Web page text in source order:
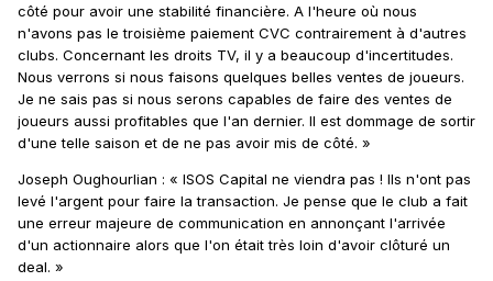
côté pour avoir une stabilité financière. A l'heure où nous
n'avons pas le troisième paiement CVC contrairement à d'autres
clubs. Concernant les droits TV, il y a beaucoup d'incertitudes.
Nous verrons si nous faisons quelques belles ventes de joueurs.
Je ne sais pas si nous serons capables de faire des ventes de
joueurs aussi profitables que l'an dernier. Il est dommage de sortir
d'une telle saison et de ne pas avoir mis de côté. »
Joseph Oughourlian : « ISOS Capital ne viendra pas ! Ils n'ont pas
levé l'argent pour faire la transaction. Je pense que le club a fait
une erreur majeure de communication en annonçant l'arrivée
d'un actionnaire alors que l'on était très loin d'avoir clôturé un
deal. »